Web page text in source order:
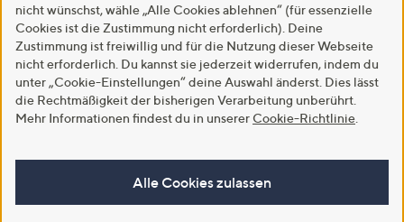
nicht wünschst, wähle „Alle Cookies ablehnen“ (für essenzielle
Cookies ist die Zustimmung nicht erforderlich). Deine
Zustimmung ist freiwillig und für die Nutzung dieser Webseite
nicht erforderlich. Du kannst sie jederzeit widerrufen, indem du
unter „Cookie-Einstellungen“ deine Auswahl änderst. Dies lässt
die Rechtmäßigkeit der bisherigen Verarbeitung unberührt.
Mehr Informationen findest du in unserer Cookie-Richtlinie
Alle Cookies zulassen